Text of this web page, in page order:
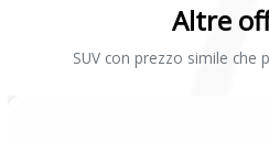
Specchietti retrovisori esterni,
Altre
SUV con prezzo simile che